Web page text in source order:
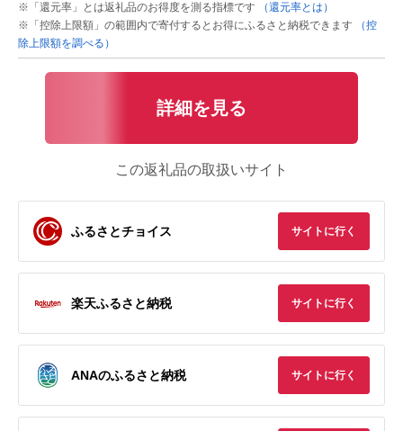
※「還元率」とは返礼品のお得度を測る指標です
（還元率とは）
※「控除上限額」の範囲内で寄付するとお得にふるさと納税できます
（控
除上限額を調べる）
詳細を見る
この返礼品の取扱いサイト
ふるさとチョイス サイトに行く
楽天ふるさと納税 サイトに行く
ANAのふるさと納税 サイトに行く